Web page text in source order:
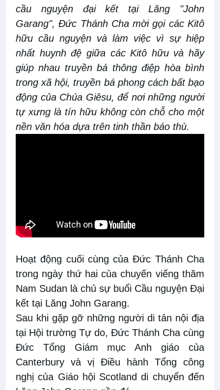
cầu nguyện đại kết tại Lăng "John
Garang", Đức Thánh Cha mời gọi các Kitô
hữu cầu nguyện và làm việc vì sự hiệp
nhất huynh đệ giữa các Kitô hữu và hãy
giúp nhau truyền bá thông điệp hòa bình
trong xã hội, truyền bá phong cách bất bạo
động của Chúa Giêsu, để nơi những người
tự xưng là tín hữu không còn chỗ cho một
nền văn hóa dựa trên tinh thần báo thù.
Hoạt động cuối cùng của Đức Thánh Cha
trong ngày thứ hai của chuyến viếng thăm
Nam Sudan là chủ sự buổi Cầu nguyện Đại
kết tại Lăng John Garang.
Sau khi gặp gỡ những người di tản nội địa
tại Hội trường Tự do, Đức Thánh Cha cùng
Đức Tổng Giám mục Anh giáo của
Canterbury và vị Điều hành Tổng công
nghị của Giáo hội Scotland di chuyển đến